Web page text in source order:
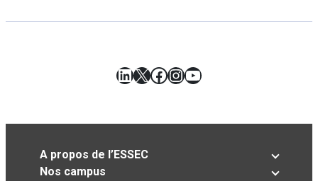
LinkedIn
X Facebook
Instagram
YouTube
A propos de l’ESSEC
Nos campus